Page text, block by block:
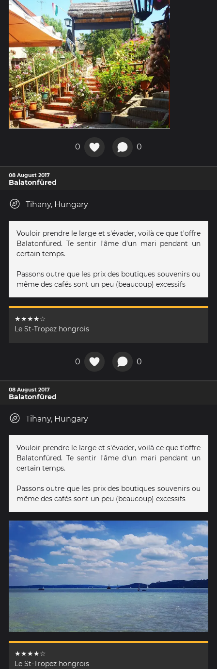
0 0
08 August 2017
Balatonfüred
Tihany, Hungary
Vouloir prendre le large et s'évader, voilà ce que t'offre
Balatonfüred. Te sentir l'âme d'un mari pendant un
certain temps.
Passons outre que les prix des boutiques souvenirs ou
même des cafés sont un peu (beaucoup) excessifs
★★★★☆
Le St-Tropez hongrois
0 0
08 August 2017
Balatonfüred
Tihany, Hungary
Vouloir prendre le large et s'évader, voilà ce que t'offre
Balatonfüred. Te sentir l'âme d'un mari pendant un
certain temps.
Passons outre que les prix des boutiques souvenirs ou
même des cafés sont un peu (beaucoup) excessifs
★★★★☆
Le St-Tropez hongrois